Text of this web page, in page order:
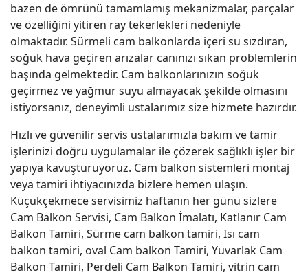
bazen de ömrünü tamamlamış mekanizmalar, parçalar
ve özelliğini yitiren ray tekerlekleri nedeniyle
olmaktadır. Sürmeli cam balkonlarda içeri su sızdıran,
soğuk hava geçiren arızalar canınızı sıkan problemlerin
başında gelmektedir. Cam balkonlarınızın soğuk
geçirmez ve yağmur suyu almayacak şekilde olmasını
istiyorsanız, deneyimli ustalarımız size hizmete hazırdır.
Hızlı ve güvenilir servis ustalarımızla bakım ve tamir
işlerinizi doğru uygulamalar ile çözerek sağlıklı işler bir
yapıya kavuşturuyoruz. Cam balkon sistemleri montaj
veya tamiri ihtiyacınızda bizlere hemen ulaşın.
Küçükçekmece servisimiz haftanın her günü sizlere
Cam Balkon Servisi, Cam Balkon İmalatı, Katlanır Cam
Balkon Tamiri, Sürme cam balkon tamiri, Isı cam
balkon tamiri, oval Cam balkon Tamiri, Yuvarlak Cam
Balkon Tamiri, Perdeli Cam Balkon Tamiri, vitrin cam